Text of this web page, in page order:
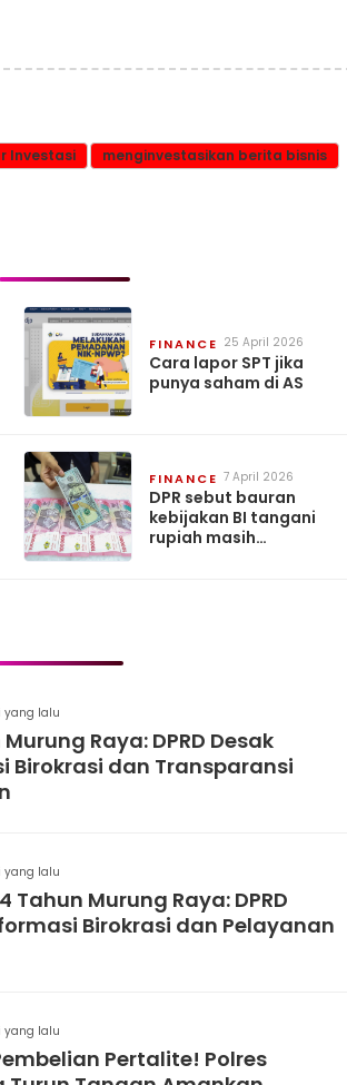
Investasi
menginvestasikan berita bisnis
FINANCE 25 April 2026
Cara lapor SPT jika
punya saham di AS
FINANCE 7 April 2026
DPR sebut bauran
kebijakan BI tangani
rupiah masih
yang lalu
Raya: DPRD Desak
Birokrasi dan Transparansi
yang lalu
Tahun Murung Raya: DPRD
Birokrasi dan Pelayanan
yang lalu
Pertalite! Polres